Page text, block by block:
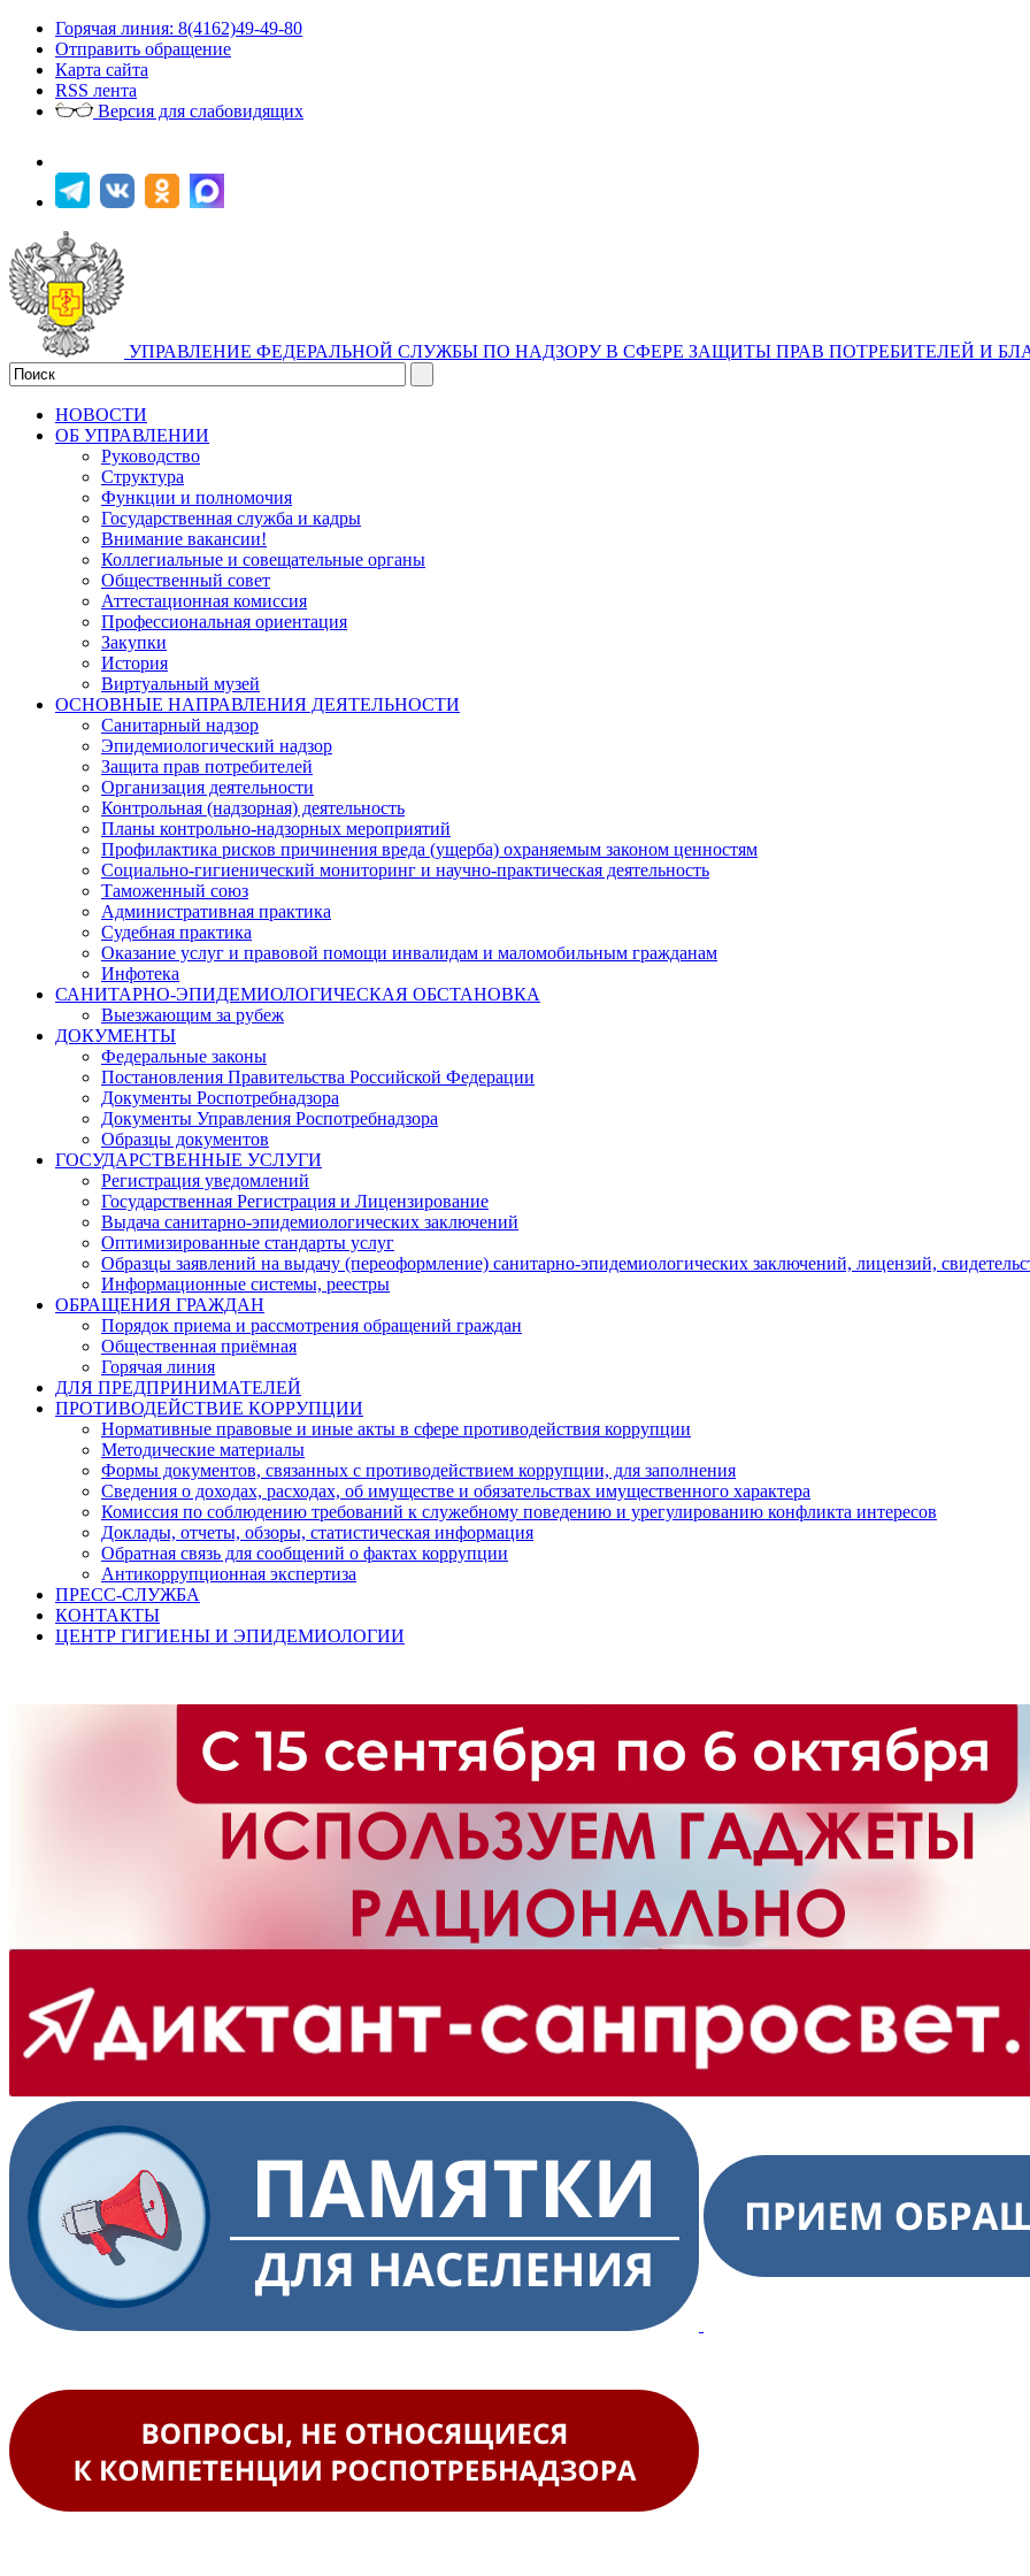
Горячая линия: 8(4162)49-49-80
Отправить обращение
Карта сайта
RSS лента
Версия для слабовидящих
УПРАВЛЕНИЕ ФЕДЕРАЛЬНОЙ СЛУЖБЫ ПО НАДЗОРУ В СФЕРЕ ЗАЩИТЫ ПРАВ ПОТРЕБИТЕЛЕЙ И
НОВОСТИ
ОБ УПРАВЛЕНИИ
Руководство
Структура
Функции и полномочия
Государственная служба и кадры
Внимание вакансии!
Коллегиальные и совещательные органы
Общественный совет
Аттестационная комиссия
Профессиональная ориентация
Закупки
История
Виртуальный музей
ОСНОВНЫЕ НАПРАВЛЕНИЯ ДЕЯТЕЛЬНОСТИ
Санитарный надзор
Эпидемиологический надзор
Защита прав потребителей
Организация деятельности
Контрольная (надзорная) деятельность
Планы контрольно-надзорных мероприятий
Профилактика рисков причинения вреда (ущерба) охраняемым законом ценностям
Социально-гигиенический мониторинг и научно-практическая деятельность
Таможенный союз
Административная практика
Судебная практика
Оказание услуг и правовой помощи инвалидам и маломобильным гражданам
Инфотека
САНИТАРНО-ЭПИДЕМИОЛОГИЧЕСКАЯ ОБСТАНОВКА
Выезжающим за рубеж
ДОКУМЕНТЫ
Федеральные законы
Постановления Правительства Российской Федерации
Документы Роспотребнадзора
Документы Управления Роспотребнадзора
Образцы документов
ГОСУДАРСТВЕННЫЕ УСЛУГИ
Регистрация уведомлений
Государственная Регистрация и Лицензирование
Выдача санитарно-эпидемиологических заключений
Оптимизированные стандарты услуг
Образцы заявлений на выдачу (переоформление) санитарно-эпидемиологических заключений, лицензий,
Информационные системы, реестры
ОБРАЩЕНИЯ ГРАЖДАН
Порядок приема и рассмотрения обращений граждан
Общественная приёмная
Горячая линия
ДЛЯ ПРЕДПРИНИМАТЕЛЕЙ
ПРОТИВОДЕЙСТВИЕ КОРРУПЦИИ
Нормативные правовые и иные акты в сфере противодействия коррупции
Методические материалы
Формы документов, связанных с противодействием коррупции, для заполнения
Сведения о доходах, расходах, об имуществе и обязательствах имущественного характера
Комиссия по соблюдению требований к служебному поведению и урегулированию конфликта интересов
Доклады, отчеты, обзоры, статистическая информация
Обратная связь для сообщений о фактах коррупции
Антикоррупционная экспертиза
ПРЕСС-СЛУЖБА
КОНТАКТЫ
ЦЕНТР ГИГИЕНЫ И ЭПИДЕМИОЛОГИИ